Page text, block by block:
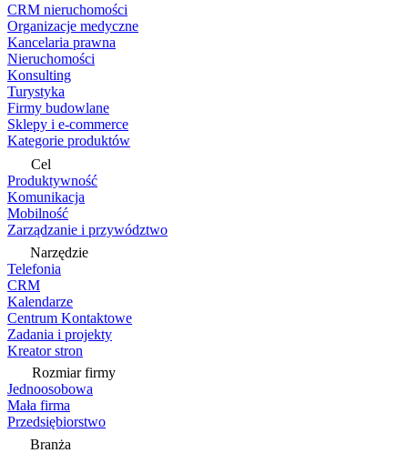
CRM nieruchomości
Organizacje medyczne
Kancelaria prawna
Nieruchomości
Konsulting
Turystyka
Firmy budowlane
Sklepy i e-commerce
Kategorie produktów
Cel
Produktywność
Komunikacja
Mobilność
Zarządzanie i przywództwo
Narzędzie
Telefonia
CRM
Kalendarze
Centrum Kontaktowe
Zadania i projekty
Kreator stron
Rozmiar firmy
Jednoosobowa
Mała firma
Przedsiębiorstwo
Branża